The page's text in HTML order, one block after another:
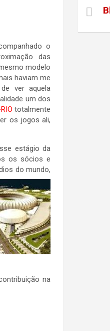
o
das
modelo
haviam me
ver aquela
um dos
totalmente
os jogos ali,
estágio da
os sócios e
do mundo,
na